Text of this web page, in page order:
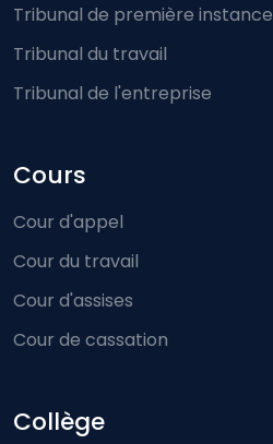
Tribunal de première instance
Tribunal du travail
Tribunal de l'entreprise
Cours
Cour d'appel
Cour du travail
Cour d'assises
Cour de cassation
Collège